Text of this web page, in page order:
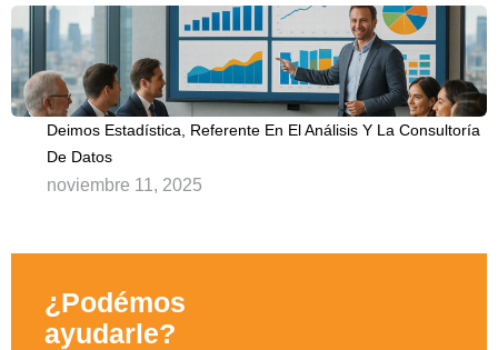
Deimos Estadística, Referente En El Análisis Y La Consultoría
De Datos
noviembre 11, 2025
¿Podémos
ayudarle?